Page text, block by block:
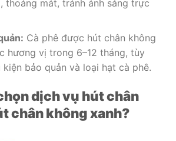
thoáng mát, tránh ánh sáng trực
Cà phê được hút chân không
hương vị trong 6–12 tháng, tùy
bảo quản và loại hạt cà phê.
dịch vụ hút chân
chân không xanh?